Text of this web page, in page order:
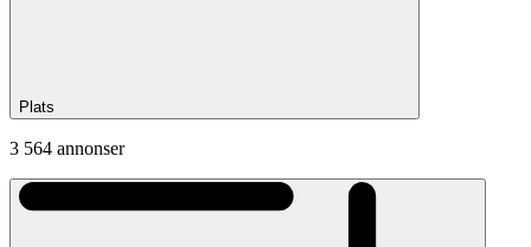
Plats
3 564 annonser